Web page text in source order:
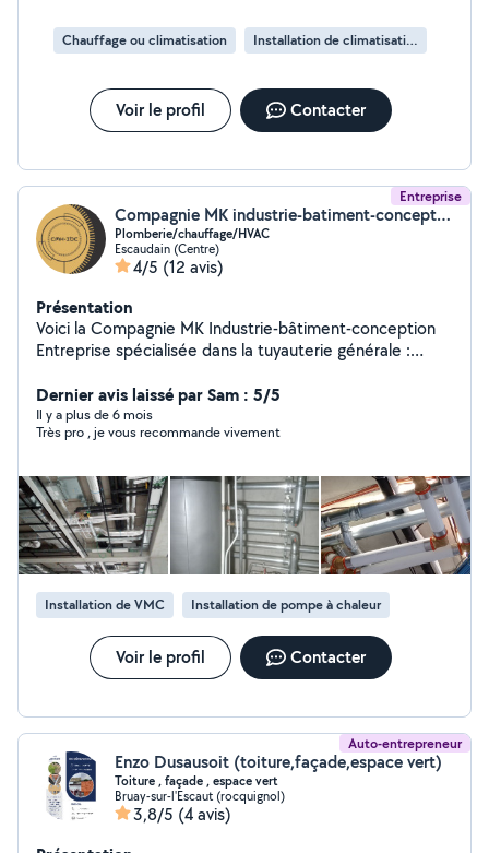
et explications claires sur le fonctionnement. En plus d’être
efficace, Jean est vraiment sympathique et rassurant. C’est
recommande les yeux fermés. Merci encore, Jean, pour ce
travail impeccable.
Chauffage ou climatisation Installation de climatisation
Voir le profil Contacter
Entreprise
Compagnie MK industrie-batiment-conception
Plomberie/chauffage/HVAC
Escaudain (Centre)
4/5 (12 avis)
Présentation
Voici la Compagnie MK Industrie-bâtiment-conception
Entreprise spécialisée dans la tuyauterie générale :
systèmes suivants : -Assainissements -Chaudières tout
type -Ballon thermodynamique -Climatisation -VMC -
réseau de tuyauterie PVC ,Galva, acier, cuivre et
Toutes les interventions se font sur devis signés et
factures. *Société sous garantie décennale *Les
diagnostics de panne sont payants *Taxe bloquée à 10%
Paiement : Cartes, virement SEPA , espèces ,Chèques
1er contact par SMS Taxe bloquée à 10% À titre
indicatif, la plupart des prix sont inscrits sur notre site
internet.
Dernier avis laissé par Sam : 5/5
Il y a plus de 6 mois
Très pro , je vous recommande vivement
Installation de VMC Installation de pompe à chaleur
Voir le profil Contacter
Auto-entrepreneur
Enzo Dusausoit (toiture,façade,espace vert)
Toiture , façade , espace vert
Bruay-sur-l'Escaut (rocquignol)
3,8/5 (4 avis)